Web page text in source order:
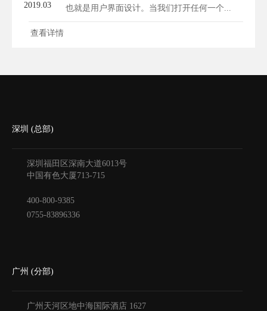
2019.03
也就是用户界面设计。当我们打开任何一个...
查看详情
深圳 (总部)
深圳福田区深南大道6013号
中国有色大厦713-715
400-800-9385
0755-83896336
广州 (分部)
广州天河区地中海国际酒店 1627